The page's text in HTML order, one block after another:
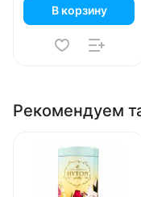
В корзину
Рекомендуем